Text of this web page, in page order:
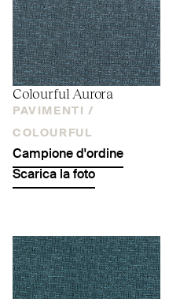
Colourful Aurora
PAVIMENTI /
COLOURFUL
Campione d'ordine
Scarica la foto